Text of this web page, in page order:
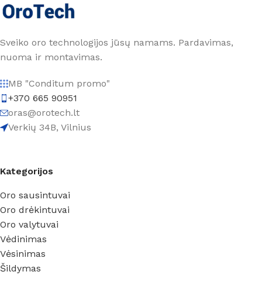
Sveiko oro technologijos jūsų namams. Pardavimas,
nuoma ir montavimas.
MB "Conditum promo"
+370 665 90951
oras@orotech.lt
Verkių 34B, Vilnius
Kategorijos
Oro sausintuvai
Oro drėkintuvai
Oro valytuvai
Vėdinimas
Vėsinimas
Šildymas